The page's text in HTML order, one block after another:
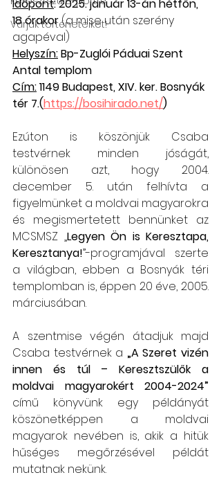
Várjuk történeteiket!
Időpont: 2025. január 13-án hétfőn,
18 órakor (a mise után szerény
agapéval)
Helyszín: Bp-Zuglói Páduai Szent
Antal templom
Cím: 1149 Budapest, XIV. ker. Bosnyák
tér 7.(https://bosihirado.net/)
Ezúton is köszönjük Csaba
testvérnek minden jóságát,
különösen azt, hogy 2004.
december 5. után felhívta a
figyelmünket a moldvai magyarokra
és megismertetett bennünket az
MCSMSZ „Legyen Ön is Keresztapa,
Keresztanya!”-programjával szerte
a világban, ebben a Bosnyák téri
templomban is, éppen 20 éve, 2005.
márciusában.
A szentmise végén átadjuk majd
Csaba testvérnek a „A Szeret vizén
innen és túl – Keresztszülők a
című könyvünk egy példányát
köszönetképpen a moldvai
magyarok nevében is, akik a hitük
hűséges megőrzésével példát
mutatnak nekünk.